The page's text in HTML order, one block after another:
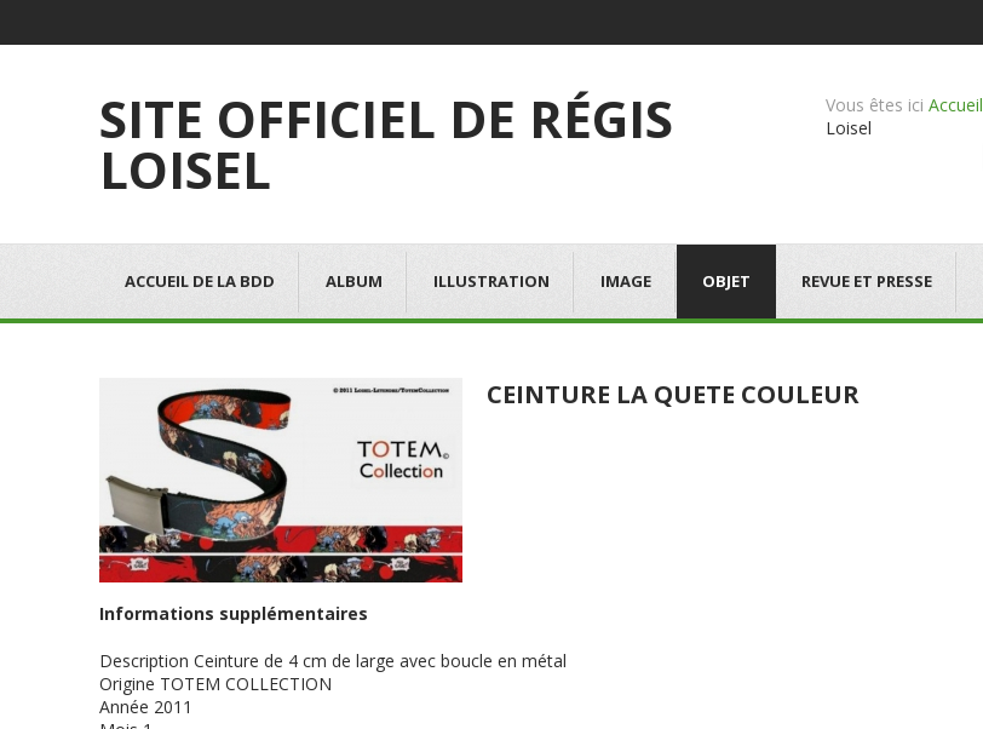
SITE OFFICIEL DE RÉGIS
LOISEL
Vous êtes ici Accueil
Loisel
ACCUEIL DE LA BDD ALBUM ILLUSTRATION IMAGE OBJET REVUE ET PRESSE
CEINTURE LA QUETE COULEUR
Informations supplémentaires
Description Ceinture de 4 cm de large avec boucle en métal
Origine TOTEM COLLECTION
Année 2011